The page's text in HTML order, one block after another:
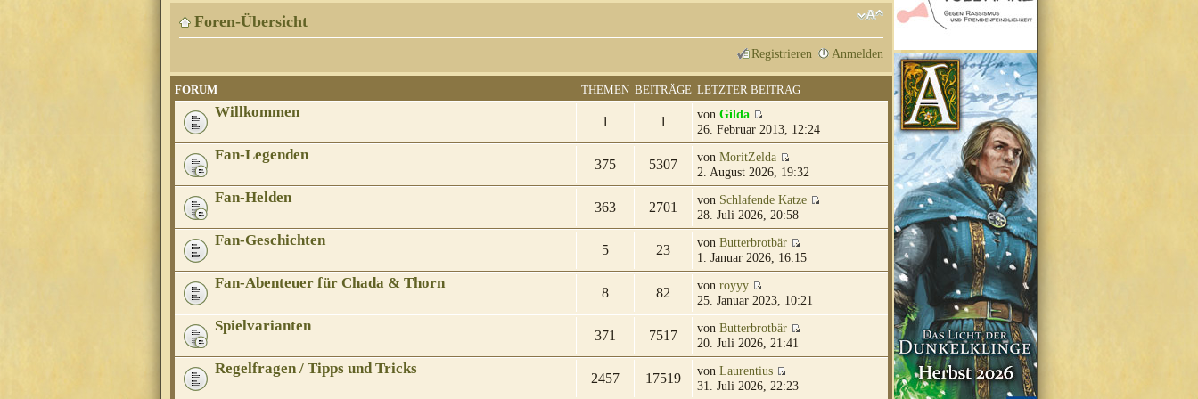
Foren-Übersicht
Registrieren Anmelden
FORUM THEMEN BEITRÄGE LETZTER BEITRAG
Willkommen
1 1 von Gilda
26. Februar 2013, 12:24
Fan-Legenden
375 5307 von MoritZelda
2. August 2026, 19:32
Fan-Helden
363 2701 von Schlafende Katze
28. Juli 2026, 20:58
Fan-Geschichten
5 23 von Butterbrotbär
1. Januar 2026, 16:15
Fan-Abenteuer für Chada & Thorn
8 82 von royyy
25. Januar 2023, 10:21
Spielvarianten
371 7517 von Butterbrotbär
20. Juli 2026, 21:41
Regelfragen / Tipps und Tricks
2457 17519 von Laurentius
31. Juli 2026, 22:23